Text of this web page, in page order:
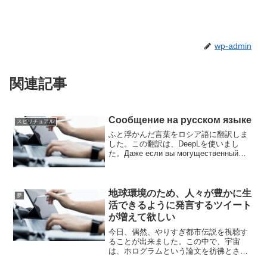
wp-admin
関連記事
スピリチュアル Сообщение на русском языке
ふと浮かんだ言葉をロシア語に翻訳しま
した。この翻訳は、DeepLを使いまし
た。Даже если вы могущественный
夢
地球環境のため、人々が豊かに生
活できるように発言するツイート
が増えて欲しい
今日、偶然、やりすぎ都市伝説を視聴す
ることが出来ました。この中で、宇宙
は、ホログラムという論文を彷彿とさせ